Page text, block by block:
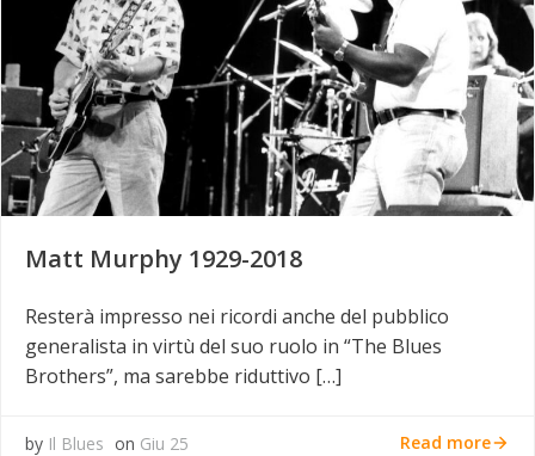
Matt Murphy 1929-2018
Resterà impresso nei ricordi anche del pubblico
generalista in virtù del suo ruolo in “The Blues
Brothers”, ma sarebbe riduttivo […]
by Il Blues on Giu 25 Read more